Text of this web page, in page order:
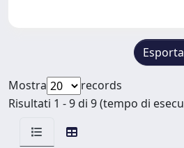
Mostra
records
Risultati 1 - 9 di 9 (tempo di